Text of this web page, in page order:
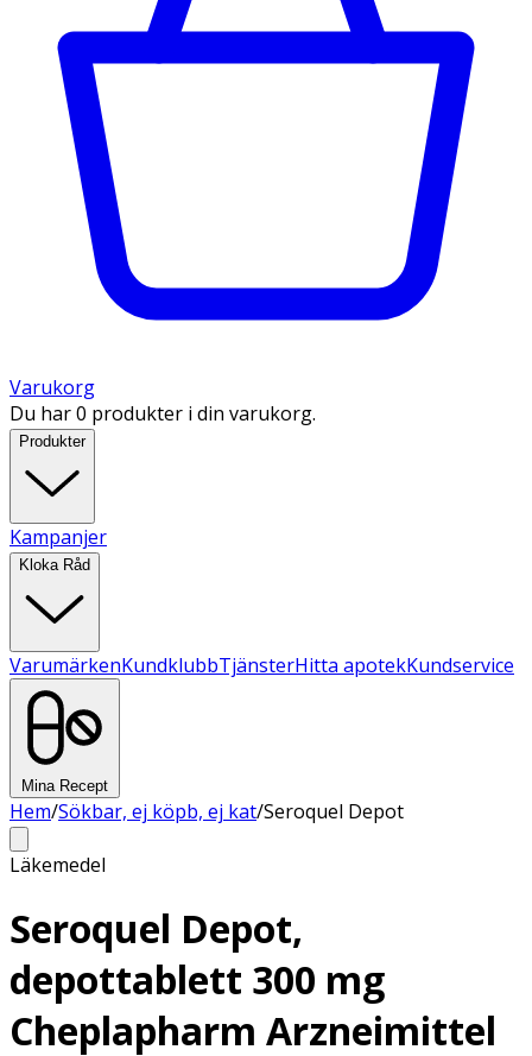
Varukorg
Du har 0 produkter i din varukorg.
Produkter
Kampanjer
Kloka Råd
VarumärkenKundklubbTjänsterHitta apotekKundservice
Mina Recept
Hem/Sökbar, ej köpb, ej kat/Seroquel Depot
Läkemedel
Seroquel Depot,
depottablett 300 mg
Cheplapharm Arzneimittel